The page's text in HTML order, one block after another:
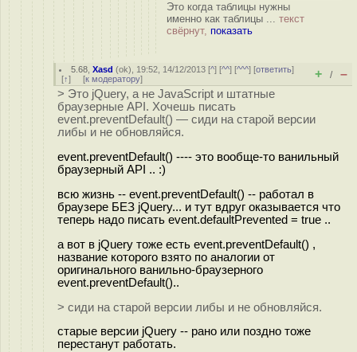
Это когда таблицы нужны
именно как таблицы ... текст
свёрнут, показать
5.68 ,Xasd (ok), 19:52, 14/12/2013 [^] [^^] [^^^] [ответить]
[↑] [к модератору] + / –
> Это jQuery, а не JavaScript и штатные
браузерные API. Хочешь писать
event.preventDefault() — сиди на старой версии
либы и не обновляйся.
event.preventDefault() ---- это вообще-то ванильный
браузерный API .. :)
всю жизнь -- event.preventDefault() -- работал в
браузере БЕЗ jQuery... и тут вдруг оказывается что
теперь надо писать event.defaultPrevented = true ..
а вот в jQuery тоже есть event.preventDefault() ,
название которого взято по аналогии от
оригинального ванильно-браузерного
event.preventDefault()..
> сиди на старой версии либы и не обновляйся.
старые версии jQuery -- рано или поздно тоже
перестанут работать.